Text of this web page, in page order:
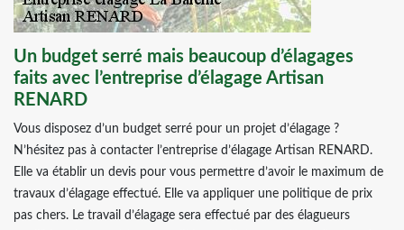
Un budget serré mais beaucoup d’élagages
faits avec l’entreprise d’élagage Artisan
RENARD
Vous disposez d’un budget serré pour un projet d’élagage ?
N’hésitez pas à contacter l’entreprise d’élagage Artisan RENARD.
Elle va établir un devis pour vous permettre d’avoir le maximum de
travaux d’élagage effectué. Elle va appliquer une politique de prix
pas chers. Le travail d’élagage sera effectué par des élagueurs